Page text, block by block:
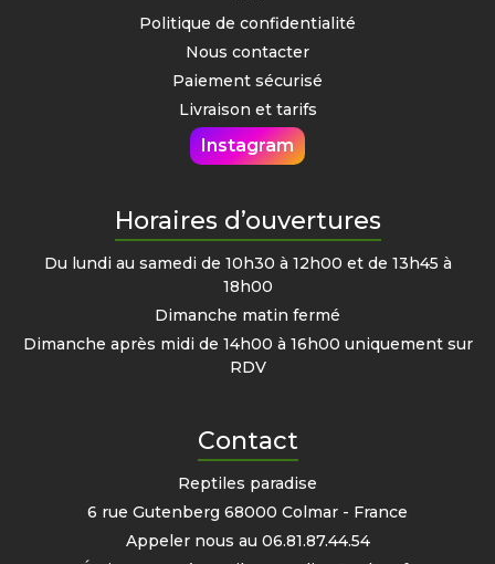
Politique de confidentialité
Nous contacter
Paiement sécurisé
Livraison et tarifs
Instagram
Horaires d’ouvertures
Du lundi au samedi de 10h30 à 12h00 et de 13h45 à
18h00
Dimanche matin fermé
Dimanche après midi de 14h00 à 16h00 uniquement sur
RDV
Contact
Reptiles paradise
6 rue Gutenberg 68000 Colmar - France
Appeler nous au 06.81.87.44.54